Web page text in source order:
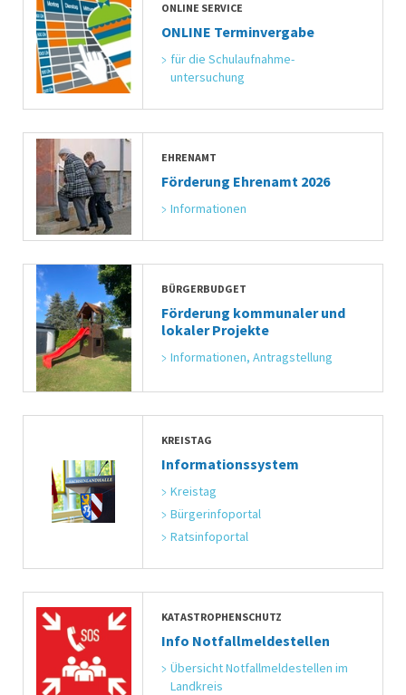
ONLINE SERVICE
ONLINE Terminvergabe
für die Schulaufnahme-
untersuchung
EHRENAMT
Förderung Ehrenamt 2026
Informationen
BÜRGERBUDGET
Förderung kommunaler und
lokaler Projekte
Informationen, Antragstellung
KREISTAG
Informationssystem
Kreistag
Bürgerinfoportal
Ratsinfoportal
KATASTROPHENSCHUTZ
Info Notfallmeldestellen
Übersicht Notfallmeldestellen im
Landkreis